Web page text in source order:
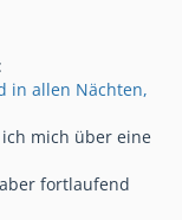
in allen Nächten,
mich über eine
fortlaufend